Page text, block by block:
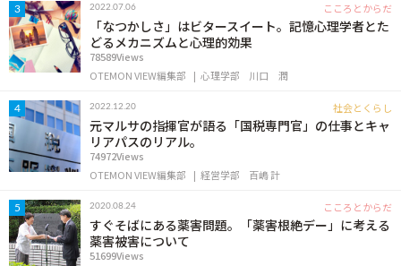
3 2022.07.06 こころとからだ
「なつかしさ」はビタースイート。記憶心理学者とた
どるメカニズムと心理的効果
78589Views
OTEMON VIEW編集部
心理学部 川口 潤
4 2022.12.20 社会とくらし
元マルサの指揮官が語る「国税専門官」の仕事とキャ
リアパスのリアル。
74972Views
OTEMON VIEW編集部
経営学部 百嶋 計
5 2020.08.24 こころとからだ
すぐそばにある薬害問題。「薬害根絶デー」に考える
薬害被害について
51699Views